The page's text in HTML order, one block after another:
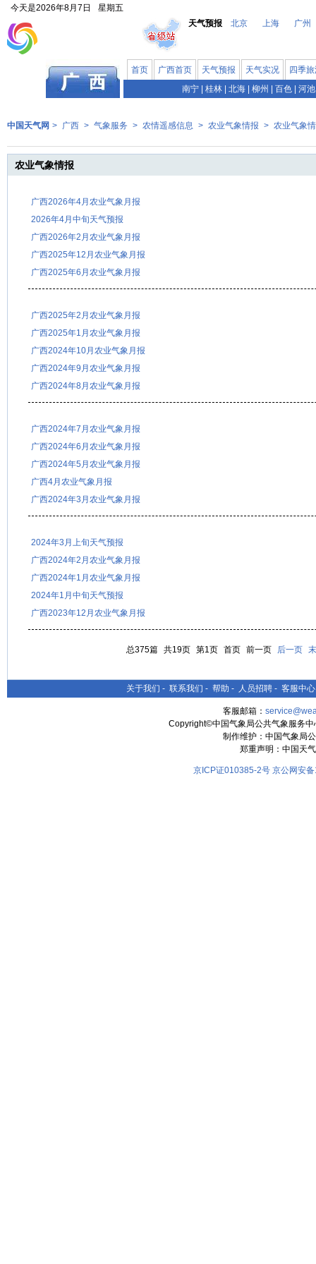
今天是2026年8月7日
星期五
天气预报
北京 上海 广州
首页 广西首页 天气预报 天气实况
四季
南宁
桂林 北海 柳州 百色 河池
中国天气网 > 广西 > 气象服务 > 农情遥感信息 > 农业气象情报 > 农业气象
农业气象情报
广西2026年4月农业气象月报
2026年4月中旬天气预报
广西2026年2月农业气象月报
广西2025年12月农业气象月报
广西2025年6月农业气象月报
广西2025年2月农业气象月报
广西2025年1月农业气象月报
广西2024年10月农业气象月报
广西2024年9月农业气象月报
广西2024年8月农业气象月报
广西2024年7月农业气象月报
广西2024年6月农业气象月报
广西2024年5月农业气象月报
广西4月农业气象月报
广西2024年3月农业气象月报
2024年3月上旬天气预报
广西2024年2月农业气象月报
广西2024年1月农业气象月报
2024年1月中旬天气预报
广西2023年12月农业气象月报
总375篇 共19页 第1页 首页 前一页 后一页
关于我们 - 联系我们 - 帮助 - 人员招聘 - 客服中心
客服邮箱：
Copyright©中国气象局公共气象服务
制作维护：中国气象局
郑重声明：中国天
京ICP证010385-2号 京公网安